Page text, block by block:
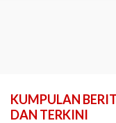
KUMPULAN
DAN TERKINI